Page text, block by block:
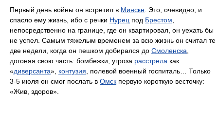
Первый день войны он встретил в Минске . Это, очевидно, и
спасло ему жизнь, ибо с речки Нурец под Брестом
непосредственно на границе, где он квартировал, он уехать бы
не успел. Самым тяжелым временем за всю жизнь он считал те
две недели, когда он пешком добирался до Смоленска
догоняя свою часть: бомбежки, угроза расстрела как
«диверсанта», контузия , полевой военный госпиталь… Только
3-5 июля он смог послать в Омск первую короткую весточку:
«Жив, здоров».